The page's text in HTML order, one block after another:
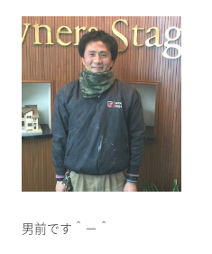
男前です＾－＾